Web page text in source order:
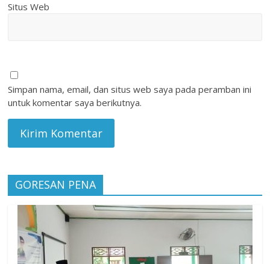
Situs Web
Simpan nama, email, dan situs web saya pada peramban ini
untuk komentar saya berikutnya.
GORESAN PENA